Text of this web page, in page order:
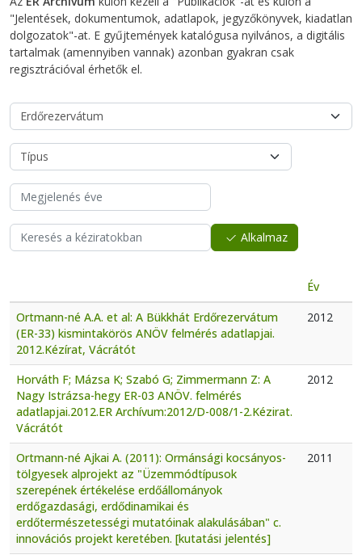
"Jelentések, dokumentumok, adatlapok, jegyzőkönyvek, kiadatlan
dolgozatok"-at. E gyűjtemények katalógusa nyilvános, a digitális
tartalmak (amennyiben vannak) azonban gyakran csak
regisztrációval érhetők el.
Alkalmaz
Év
Ortmann-né A.A. et al: A Bükkhát Erdőrezervátum
(ER-33) kismintakörös ANÖV felmérés adatlapjai.
2012.Kézírat, Vácrátót
2012
Horváth F; Mázsa K; Szabó G; Zimmermann Z: A
Nagy Istrázsa-hegy ER-03 ANÖV. felmérés
adatlapjai.2012.ER Archívum:2012/D-008/1-2.Kézirat.
Vácrátót
2012
Ortmann-né Ajkai A. (2011): Ormánsági kocsányos-
tölgyesek alprojekt az "Üzemmódtípusok
szerepének értékelése erdőállományok
erdőgazdasági, erdődinamikai és
erdőtermészetességi mutatóinak alakulásában" c.
innovációs projekt keretében. [kutatási jelentés]
2011